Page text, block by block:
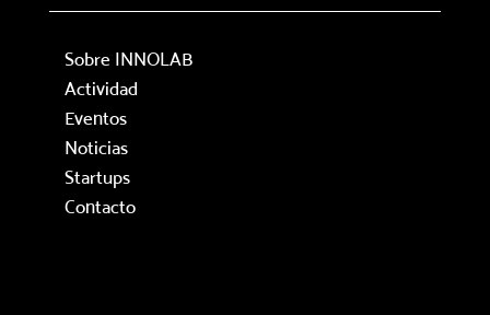
Sobre INNOLAB
Actividad
Eventos
Noticias
Startups
Contacto